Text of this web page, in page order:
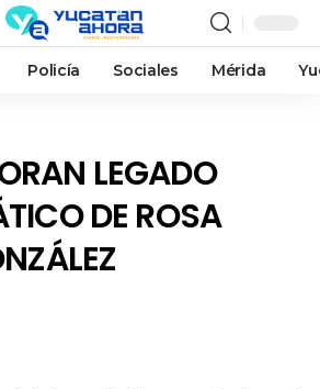
Policía Sociales Mérida
LEGADO
DE ROSA